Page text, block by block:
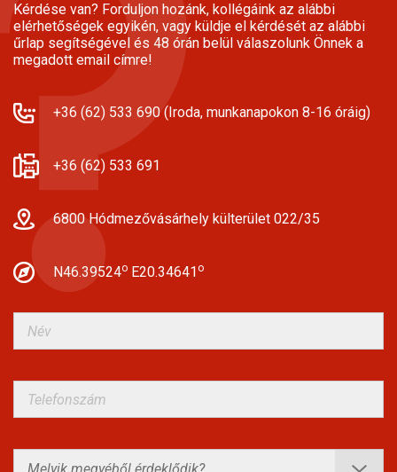
Kérdése van? Forduljon hozánk, kollégáink az alábbi
elérhetőségek egyikén, vagy küldje el kérdését az alábbi
űrlap segítségével és 48 órán belül válaszolunk Önnek a
megadott email címre!
+36 (62) 533 690 (Iroda, munkanapokon 8-16 óráig)
+36 (62) 533 691
6800 Hódmezővásárhely külterület 022/35
N46.39524o E20.34641 o